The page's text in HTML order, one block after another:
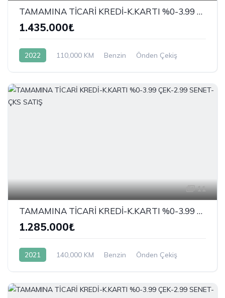
TAMAMINA TİCARİ KREDİ-K.KARTI %0-3.99 ÇEK-2.99 SENET-ÇKS SATIŞ
1.435.000₺
2022 110,000 KM Benzin Önden Çekiş
11
TAMAMINA TİCARİ KREDİ-K.KARTI %0-3.99 ÇEK-2.99 SENET-ÇKS SATIŞ
1.285.000₺
2021 140,000 KM Benzin Önden Çekiş